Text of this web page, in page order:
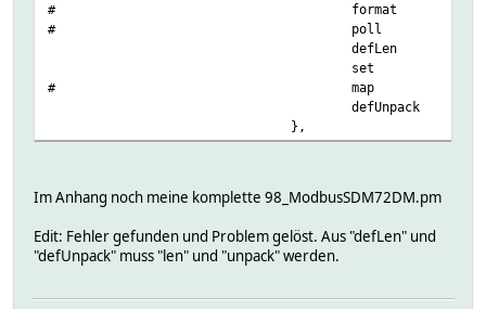
#
format
#
poll
defLen
set
#
map
defUnpack
},
Im Anhang noch meine komplette 98_ModbusSDM72DM.pm
Edit: Fehler gefunden und Problem gelöst. Aus "defLen" und
"defUnpack" muss "len" und "unpack" werden.